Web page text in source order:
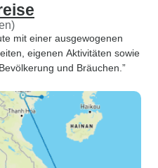
mit einer ausgewogenen
eigenen Aktivitäten sowie
und Bräuchen.”